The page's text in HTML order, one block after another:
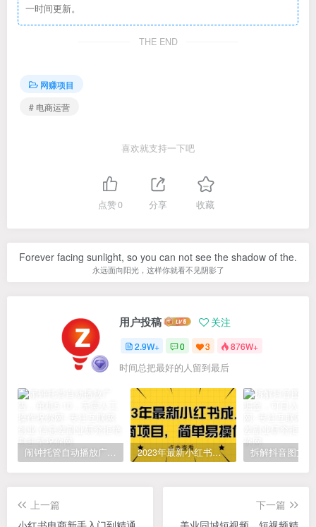
一时间更新。
THE END
网赚项目
# 电商运营
喜欢就支持一下吧
点赞0 分享 收藏
Forever facing sunlight, so you can not see the shadow of the.
永远面向阳光，这样你就看不见阴影了
用户投稿 关注
2.9W+ 0 3 876W+
时间总把最好的人留到最后
闹钟托管自动播放广告，单机5-10，无需人工操作 2023年最新小红书成人电商项目，简单易操作【详细教程】
上一篇
下一篇